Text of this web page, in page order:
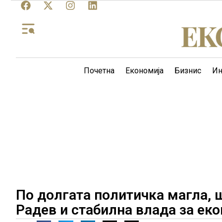
Почетна Економија Бизнис
По долгата политичка магла,
Радев и стабилна влада за